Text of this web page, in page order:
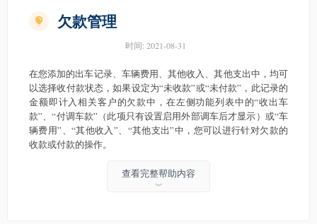
欠款管理
时间: 2021-08-31
在您添加的出车记录、车辆费用、其他收入、其他支出中，均可
以选择收付款状态，如果设定为“未收款”或“未付款”，此记录的
金额即计入相关客户的欠款中，在左侧功能列表中的“收出车
款”、“付调车款”（此项只有设置启用外部调车后才显示）或“车
辆费用”、“其他收入”、“其他支出”中，您可以进行针对欠款的
收款或付款的操作。
查看完整帮助内容
︾